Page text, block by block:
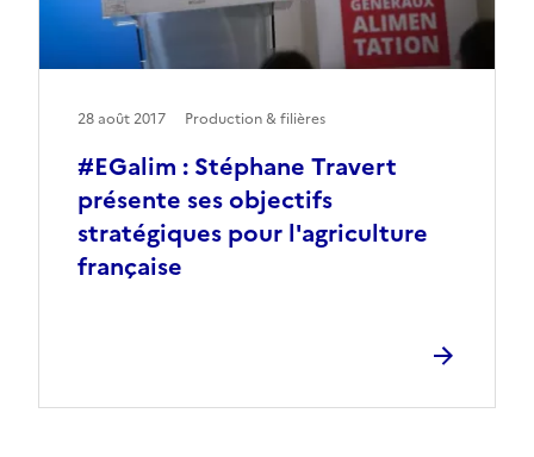
#EGalim : Stéphane Travert
présente ses objectifs
stratégiques pour l'agriculture
française
28 août 2017 Production & filières